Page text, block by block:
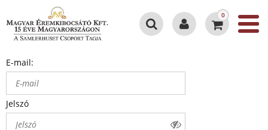
0
E-mail:
Jelszó